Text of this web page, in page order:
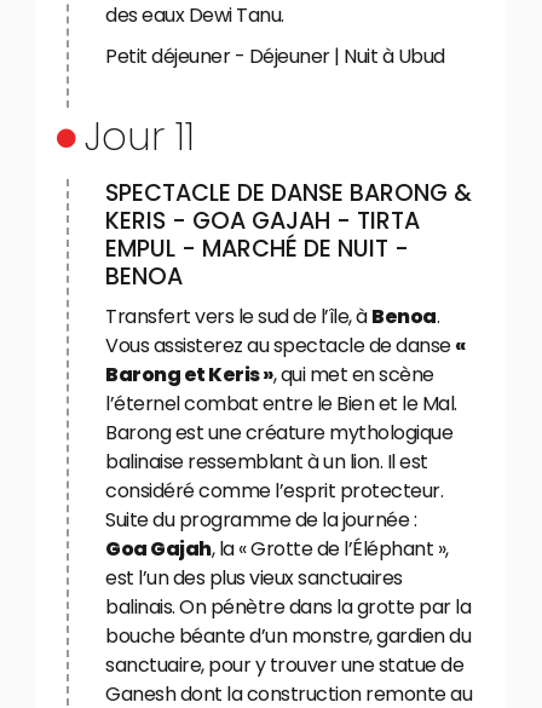
des eaux Dewi Tanu.
Petit déjeuner - Déjeuner | Nuit à Ubud
Jour 11
SPECTACLE DE DANSE BARONG &
KERIS - GOA GAJAH - TIRTA
EMPUL - MARCHÉ DE NUIT -
BENOA
Transfert vers le sud de l’île, àBenoa.
Vous assisterez au spectacle de danse«
Barong et Keris », qui met en scène
l’éternel combat entre le Bien et le Mal.
Barong est une créature mythologique
balinaise ressemblant à un lion. Il est
considéré comme l’esprit protecteur.
Suite du programme de la journée :
Goa Gajah, la « Grotte de l’Éléphant »,
est l’un des plus vieux sanctuaires
balinais. On pénètre dans la grotte par la
bouche béante d’un monstre, gardien du
sanctuaire, pour y trouver une statue de
Ganesh dont la construction remonte au